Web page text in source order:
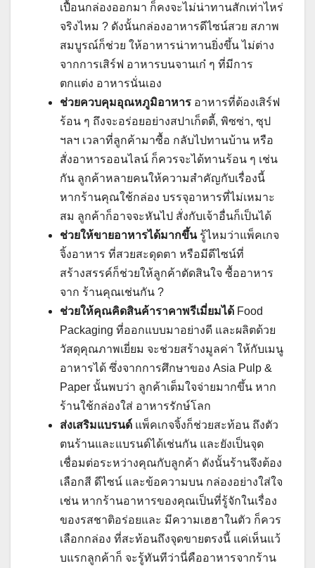
เปื้อนกล่องออกมา ก็คงจะไม่น่าทานสักเท่าไหร่
จริงไหม​ ? ดังนั้นกล่องอาหารดีไซน์สวย สภาพ
สมบูรณ์ก็ช่วย ให้อาหารน่าทานยิ่งขึ้น ไม่ต่าง
จากการเสิร์ฟ อาหารบนจานเก๋ ๆ ที่มีการ
ตกแต่ง อาหารนั่นเอง
ช่วยควบคุมอุณหภูมิอาหาร อาหารที่ต้องเสิร์ฟ
ร้อน ๆ ถึงจะอร่อยอย่างสปาเก็ตตี้, พิซซ่า, ซุป
ฯลฯ เวลาที่ลูกค้ามาซื้อ กลับไปทานบ้าน หรือ
สั่งอาหารออนไลน์ ก็ควรจะได้ทานร้อน ๆ เช่น
กัน ลูกค้าหลายคนให้ความสำคัญกับเรื่องนี้
หากร้านคุณใช้กล่อง บรรจุอาหารที่ไม่เหมาะ
สม ลูกค้าก็อาจจะหันไป สั่งกับเจ้าอื่นก็เป็นได้
ช่วยให้ขายอาหารได้มากขึ้นรู้ไหมว่าแพ็คเกจ
จิ้งอาหาร ที่สวยสะดุดตา หรือมีดีไซน์ที่
สร้างสรรค์ก็ช่วยให้ลูกค้าตัดสินใจ ซื้ออาหาร
จาก ร้านคุณเช่นกัน ?
ช่วยให้คุณคิดสินค้าราคาพรีเมี่ยมได้ Food
Packaging ที่ออกแบบมาอย่างดี และผลิตด้วย
วัสดุคุณภาพเยี่ยม จะช่วยสร้างมูลค่า ให้กับเมนู
อาหารได้ ซึ่งจากการศึกษาของ Asia Pulp &
Paper นั้นพบว่า ลูกค้าเต็มใจจ่ายมากขึ้น หาก
ร้านใช้กล่องใส่ อาหารรักษ์โลก
ส่งเสริมแบรนด์ แพ็คเกจจิ้งก็ช่วยสะท้อน ถึงตัว
ตนร้านและแบรนด์ได้เช่นกัน และยังเป็นจุด
เชื่อมต่อระหว่างคุณกับลูกค้า ดังนั้นร้านจึงต้อง
เลือกสี ดีไซน์ และข้อความบน กล่องอย่างใส่ใจ
เช่น หากร้านอาหารของคุณเป็นที่รู้จักในเรื่อง
ของรสชาติอร่อยและ มีความเฮฮาในตัว ก็ควร
เลือกกล่อง ที่สะท้อนถึงจุดขายตรงนี้ แค่เห็นแว้
บแรกลูกค้าก็ จะรู้ทันทีว่านี่คืออาหารจากร้าน